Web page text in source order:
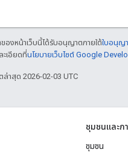
ของหน้าเว็บนี้ได้รับอนุญาตภายใต้ใบอนุญ
ะเอียดที่นโยบายเว็บไซต์ Google
ล่าสุด 2026-02-03 UTC
ชุมชนและก
ชุมชน